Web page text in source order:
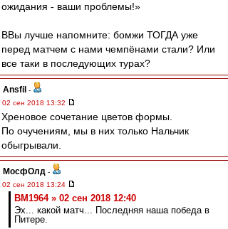
ожидания - ваши проблемы!»
ВВы лучше напомните: бомжи ТОГДА уже
перед матчем с нами чемпёнами стали? Или
все таки в последующих турах?
Ansfil -
02 сен 2018 13:32
Хреновое сочетание цветов формы.
По очучениям, мы в них только Нальчик
обыгрывали.
МосфОлд -
02 сен 2018 13:24
BM1964 » 02 сен 2018 12:40
Эх... какой матч... Последняя наша победа в
Питере.